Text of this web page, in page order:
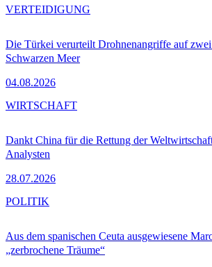
Die Türkei verurteilt Drohnenangriffe auf
Schwarzen Meer
04.08.2026
VERTEIDIGUNG
Dankt China für die Rettung der
Analysten
28.07.2026
WIRTSCHAFT
Aus dem spanischen Ceuta ausgewiesene
„zerbrochene Träume“
POLITIK